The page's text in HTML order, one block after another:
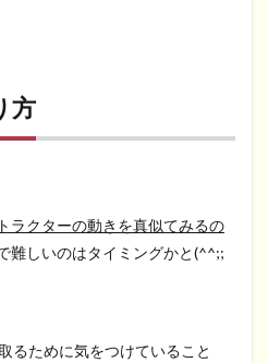
方
ラクターの動きを真似てみるの
難しいのはタイミングかと(^^;;
るために気をつけていること